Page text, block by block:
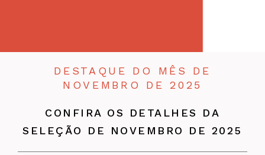
DESTAQUE DO MÊS DE
NOVEMBRO DE 2025
CONFIRA OS DETALHES DA
SELEÇÃO DE NOVEMBRO DE 2025